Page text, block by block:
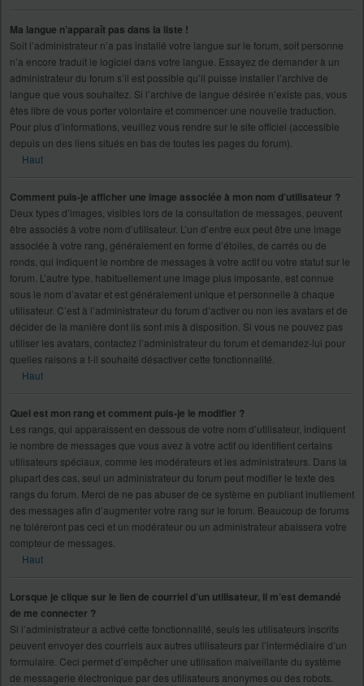
Ma langue n’apparaît pas dans la liste !
Soit l’administrateur n’a pas installé votre langue sur le forum, soit personne
n’a encore traduit le logiciel dans votre langue. Essayez de demander à un
administrateur du forum s’il est possible qu’il puisse installer l’archive de
langue que vous souhaitez. Si l’archive de langue désirée n’existe pas, vous
êtes libre de vous porter volontaire et commencer une nouvelle traduction.
Pour plus d’informations, veuillez vous rendre sur le site officiel (accessible
depuis un des liens situés en bas de toutes les pages du forum).
Haut
Comment puis-je afficher une image associée à mon nom d’utilisateur ?
Deux types d’images, visibles lors de la consultation de messages, peuvent
être associés à votre nom d’utilisateur. L’un d’entre eux peut être une image
associée à votre rang, généralement en forme d’étoiles, de carrés ou de
ronds, qui indiquent le nombre de messages à votre actif ou votre statut sur le
forum. L’autre type, habituellement une image plus imposante, est connue
sous le nom d’avatar et est généralement unique et personnelle à chaque
utilisateur. C’est à l’administrateur du forum d’activer ou non les avatars et de
décider de la manière dont ils sont mis à disposition. Si vous ne pouvez pas
utiliser les avatars, contactez l’administrateur du forum et demandez-lui pour
quelles raisons a t-il souhaité désactiver cette fonctionnalité.
Haut
Quel est mon rang et comment puis-je le modifier ?
Les rangs, qui apparaissent en dessous de votre nom d’utilisateur, indiquent
le nombre de messages que vous avez à votre actif ou identifient certains
utilisateurs spéciaux, comme les modérateurs et les administrateurs. Dans la
plupart des cas, seul un administrateur du forum peut modifier le texte des
rangs du forum. Merci de ne pas abuser de ce système en publiant inutilement
des messages afin d’augmenter votre rang sur le forum. Beaucoup de forums
ne toléreront pas ceci et un modérateur ou un administrateur abaissera votre
compteur de messages.
Haut
Lorsque je clique sur le lien de courriel d’un utilisateur, il m’est demandé
de me connecter ?
Si l’administrateur a activé cette fonctionnalité, seuls les utilisateurs inscrits
peuvent envoyer des courriels aux autres utilisateurs par l’intermédiaire d’un
formulaire. Ceci permet d’empêcher une utilisation malveillante du système
de messagerie électronique par des utilisateurs anonymes ou des robots.